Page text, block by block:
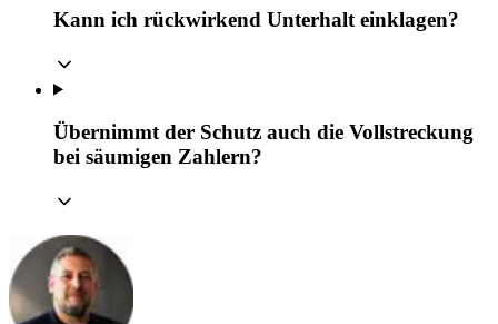
Kann ich rückwirkend Unterhalt einklagen?
Übernimmt der Schutz auch die Vollstreckung
bei säumigen Zahlern?